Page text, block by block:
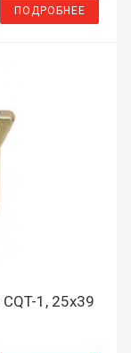
ПОДРОБНЕЕ
1, 25х39